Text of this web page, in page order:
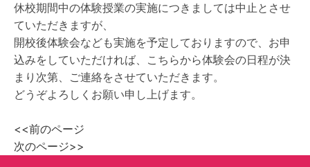
休校期間中の体験授業の実施につきましては中止とさせ
ていただきますが、
開校後体験会なども実施を予定しておりますので、お申
込みをしていただければ、こちらから体験会の日程が決
まり次第、ご連絡をさせていただきます。
どうぞよろしくお願い申し上げます。
<<前のページ
次のページ>>